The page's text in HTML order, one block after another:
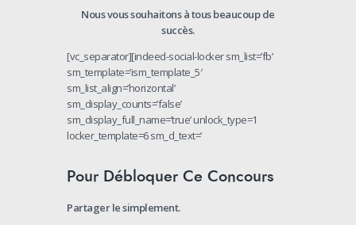
Nous vous souhaitons à tous beaucoup de
succès.
[vc_separator][indeed-social-locker sm_list=’fb’
sm_template=’ism_template_5′
sm_list_align=’horizontal’
sm_display_counts=’false’
sm_display_full_name=’true’ unlock_type=1
locker_template=6 sm_d_text=’
Pour Débloquer Ce Concours
Partager le simplement.